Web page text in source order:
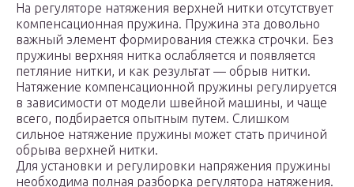
На регуляторе натяжения верхней нитки отсутствует
компенсационная пружина. Пружина эта довольно
важный элемент формирования стежка строчки. Без
пружины верхняя нитка ослабляется и появляется
петляние нитки, и как результат — обрыв нитки.
Натяжение компенсационной пружины регулируется
в зависимости от модели швейной машины, и чаще
всего, подбирается опытным путем. Слишком
сильное натяжение пружины может стать причиной
обрыва верхней нитки.
Для установки и регулировки напряжения пружины
необходима полная разборка регулятора натяжения.